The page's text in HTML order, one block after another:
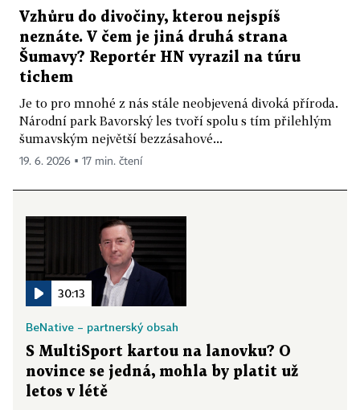
Vzhůru do divočiny, kterou nejspíš
neznáte. V čem je jiná druhá strana
Šumavy? Reportér HN vyrazil na túru
tichem
Je to pro mnohé z nás stále neobjevená divoká příroda.
Národní park Bavorský les tvoří spolu s tím přilehlým
šumavským největší bezzásahové...
19. 6. 2026 ▪ 17 min. čtení
30:13
BeNative – partnerský obsah
S MultiSport kartou na lanovku? O
novince se jedná, mohla by platit už
letos v létě